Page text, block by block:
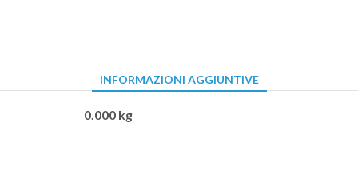
INFORMAZIONI AGGIUNTIVE
0.000 kg